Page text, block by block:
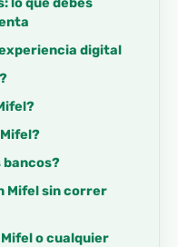
digital
bancos?
Mifel sin correr
o cualquier